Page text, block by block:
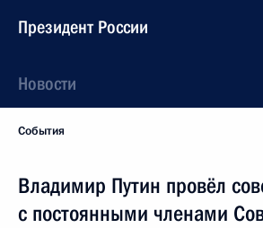
Президент России
Новости
События
Владимир Путин провёл
с постоянными членами